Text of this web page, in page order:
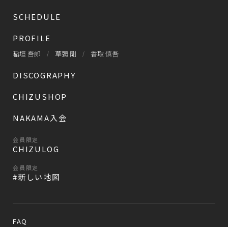
SCHEDULE
PROFILE
稲垣 吾郎 草彅 剛 香取 慎吾
DISCOGRAPHY
CHIZUSHOP
NAKAMA入会
会員限定
CHIZULOG
会員限定
#新しい地図
FAQ